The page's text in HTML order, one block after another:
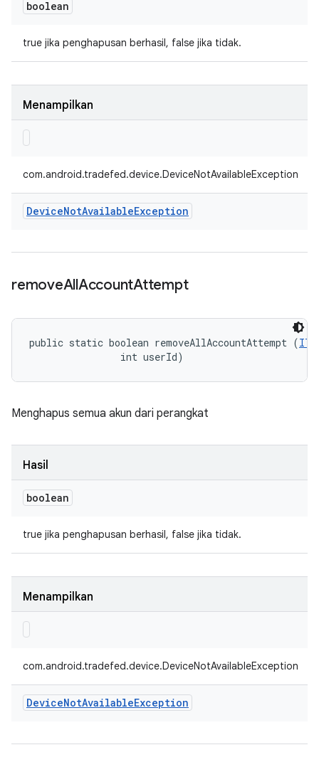
boolean
true jika penghapusan berhasil, false jika tidak.
Menampilkan
com.android.tradefed.device.DeviceNotAvailableException
DeviceNotAvailableException
removeAllAccountAttempt
public static boolean removeAllAccountAttempt (
                int userId)
Menghapus semua akun dari perangkat
Hasil
boolean
true jika penghapusan berhasil, false jika tidak.
Menampilkan
com.android.tradefed.device.DeviceNotAvailableException
DeviceNotAvailableException